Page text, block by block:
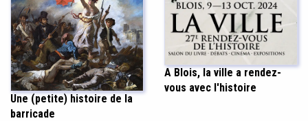
Une (petite) histoire de la
barricade
A Blois, la ville a rendez-
vous avec l'histoire